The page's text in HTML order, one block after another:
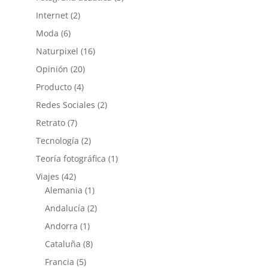
Internet(2)
Moda (6)
Naturpixel (16)
Opinión (20)
Producto(4)
Redes Sociales (2)
Retrato(7)
Tecnología (2)
Teoría fotográfica (1)
Viajes (42)
Alemania (1)
Andalucía (2)
Andorra (1)
Cataluña (8)
Francia (5)